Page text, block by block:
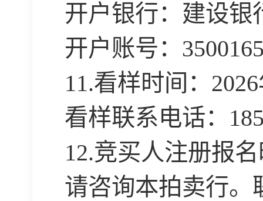
开户银行：建设银
开户账号：
11.看样时间： 2026
看样联系电话：
12.竞买人注册报
请咨询本拍卖行。